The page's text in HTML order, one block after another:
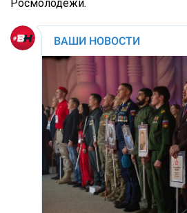
Росмолодёжи.